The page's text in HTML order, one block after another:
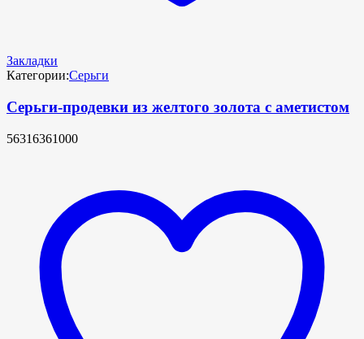
Закладки
Категории:Серьги
Серьги-продевки из желтого золота с аметистом
56316361000